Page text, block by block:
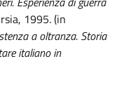
1995. (in
a oltranza. Storia
italiano in